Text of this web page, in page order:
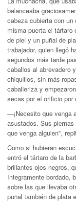
balanceaba
cabeza cubierta con
misma puerta el tártaro
de piel y un puñal de
trabajador, quien llegó
segundos más tarde
caballos al abrevadero
chiquillos, sin más
caballeriza y
secas por el orificio por
—¡Necesito que venga
asustados. Sus
que venga alguien",
Como si hubieran
entró el tártaro de la
brillantes ojos negros,
íntegramente bordado,
sobre las que llevaba
puñal también de plata